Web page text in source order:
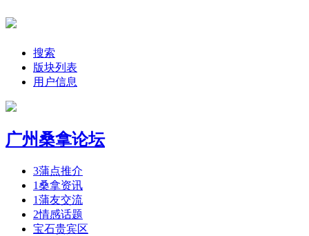
搜索
版块列表
用户信息
广州桑拿论坛
3蒲点推介
1桑拿资讯
1蒲友交流
2情感话题
宝石贵宾区